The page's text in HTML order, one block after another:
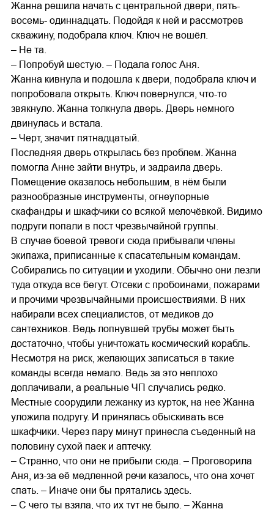
Жанна решила начать с центральной двери, пять-
восемь- одиннадцать. Подойдя к ней и рассмотрев
скважину, подобрала ключ. Ключ не вошёл.
– Не та.
– Попробуй шестую. – Подала голос Аня.
Жанна кивнула и подошла к двери, подобрала ключ и
попробовала открыть. Ключ повернулся, что-то
звякнуло. Жанна толкнула дверь. Дверь немного
двинулась и встала.
– Черт, значит пятнадцатый.
Последняя дверь открылась без проблем. Жанна
помогла Анне зайти внутрь, и задраила дверь.
Помещение оказалось небольшим, в нём были
разнообразные инструменты, огнеупорные
скафандры и шкафчики со всякой мелочёвкой. Видимо
подруги попали в пост чрезвычайной группы.
В случае боевой тревоги сюда прибывали члены
экипажа, приписанные к спасательным командам.
Собирались по ситуации и уходили. Обычно они лезли
туда откуда все бегут. Отсеки с пробоинами, пожарами
и прочими чрезвычайными происшествиями. В них
набирали всех специалистов, от медиков до
сантехников. Ведь лопнувшей трубы может быть
достаточно, чтобы уничтожать космический корабль.
Несмотря на риск, желающих записаться в такие
команды всегда немало. Ведь за это неплохо
доплачивали, а реальные ЧП случались редко.
Местные соорудили лежанку из курток, на нее Жанна
уложила подругу. И принялась обыскивать все
шкафчики. Через пару минут принесла съеденный на
половину сухой паек и аптечку.
– Странно, что они не прибыли сюда. – Проговорила
Аня, из-за её медленной речи казалось, что она хочет
спать. – Иначе они бы прятались здесь.
– С чего ты взяла, что их тут не было. – Жанна